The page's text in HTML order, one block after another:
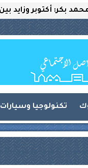
وزايد بين
تكنولوجيا وسيارات